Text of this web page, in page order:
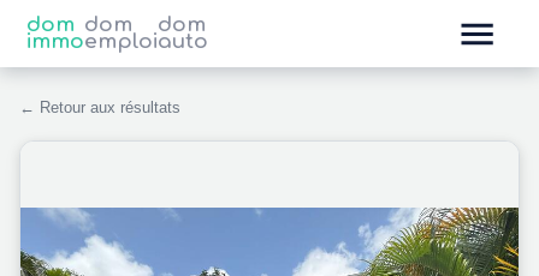
dom
immo
dom
emploi
dom
auto
← Retour aux résultats